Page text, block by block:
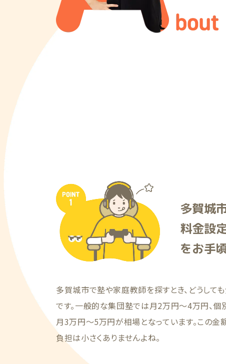
多賀城
料金設
をお手
多賀城市で塾や家庭教師を探すとき、どうして
です。一般的な集団塾では月2万円〜4万円、
月3万円〜5万円が相場となっています。この金
負担は小さくありませんよね。